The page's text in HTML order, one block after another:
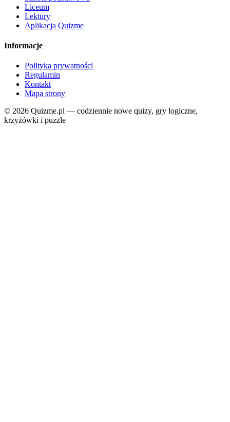
Liceum
Lektury
Aplikacja Quizme
Informacje
Polityka prywatności
Regulamin
Kontakt
Mapa strony
© 2026 Quizme.pl — codziennie nowe quizy, gry logiczne,
krzyżówki i puzzle